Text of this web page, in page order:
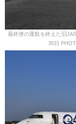
最終便の運航を終えた旧
30日